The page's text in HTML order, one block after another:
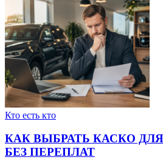
Кто есть кто
КАК ВЫБРАТЬ КАСКО
БЕЗ ПЕРЕПЛАТ